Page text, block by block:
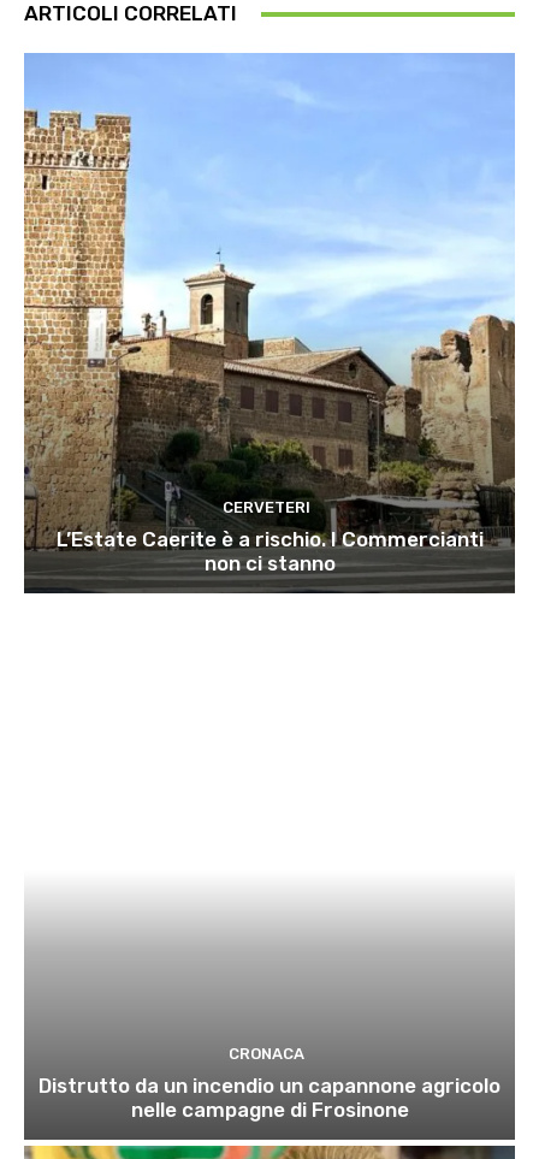
ARTICOLI CORRELATI
CERVETERI
L’Estate Caerite è a rischio. I Commercianti
non ci stanno
CRONACA
Distrutto da un incendio un capannone agricolo
nelle campagne di Frosinone